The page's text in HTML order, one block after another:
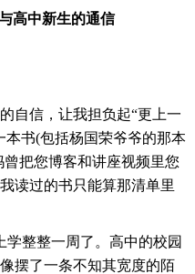
高中新生的通信
信，让我担负起“更上一
本书(包括杨国荣爷爷的那本
把您博客和讲座视频里您
读过的书只能算那清单里
整整一周了。高中的校园
摆了一条不知其宽度的陌